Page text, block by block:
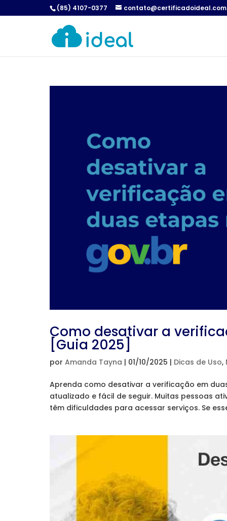
(85) 4107-0377
Como desativar a
[Guia 2025]
por Amanda Tayna | 01/10/2025 | Dicas de Uso,
Aprenda como desativar a verificação em
atualizado e fácil de seguir. Muitas pessoas
têm dificuldades para acessar serviços. Se